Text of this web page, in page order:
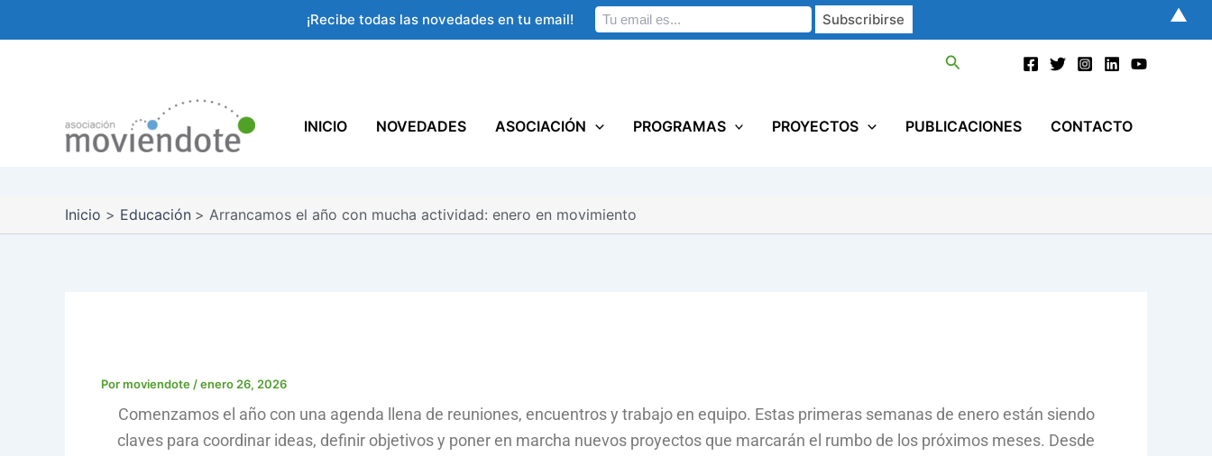
Buscar
INICIO NOVEDADES ASOCIACIÓN PROGRAMAS PROYECTOS PUBLICACIONES CONTACTO
Inicio Educación Arrancamos el año con mucha actividad: enero en movimiento
Pormoviendote /enero 26, 2026
Comenzamos el año con una agenda llena de reuniones, encuentros y trabajo en equipo. Estas primeras semanas de enero están siendo
claves para coordinar ideas, definir objetivos y poner en marcha nuevos proyectos que marcarán el rumbo de los próximos meses. Desde
¡Recibe todas las novedades en tu email! ▲